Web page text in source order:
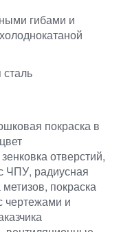
гибами и
покраска в
отверстий,
ЧПУ, радиусная
метизов, покраска
чертежами и